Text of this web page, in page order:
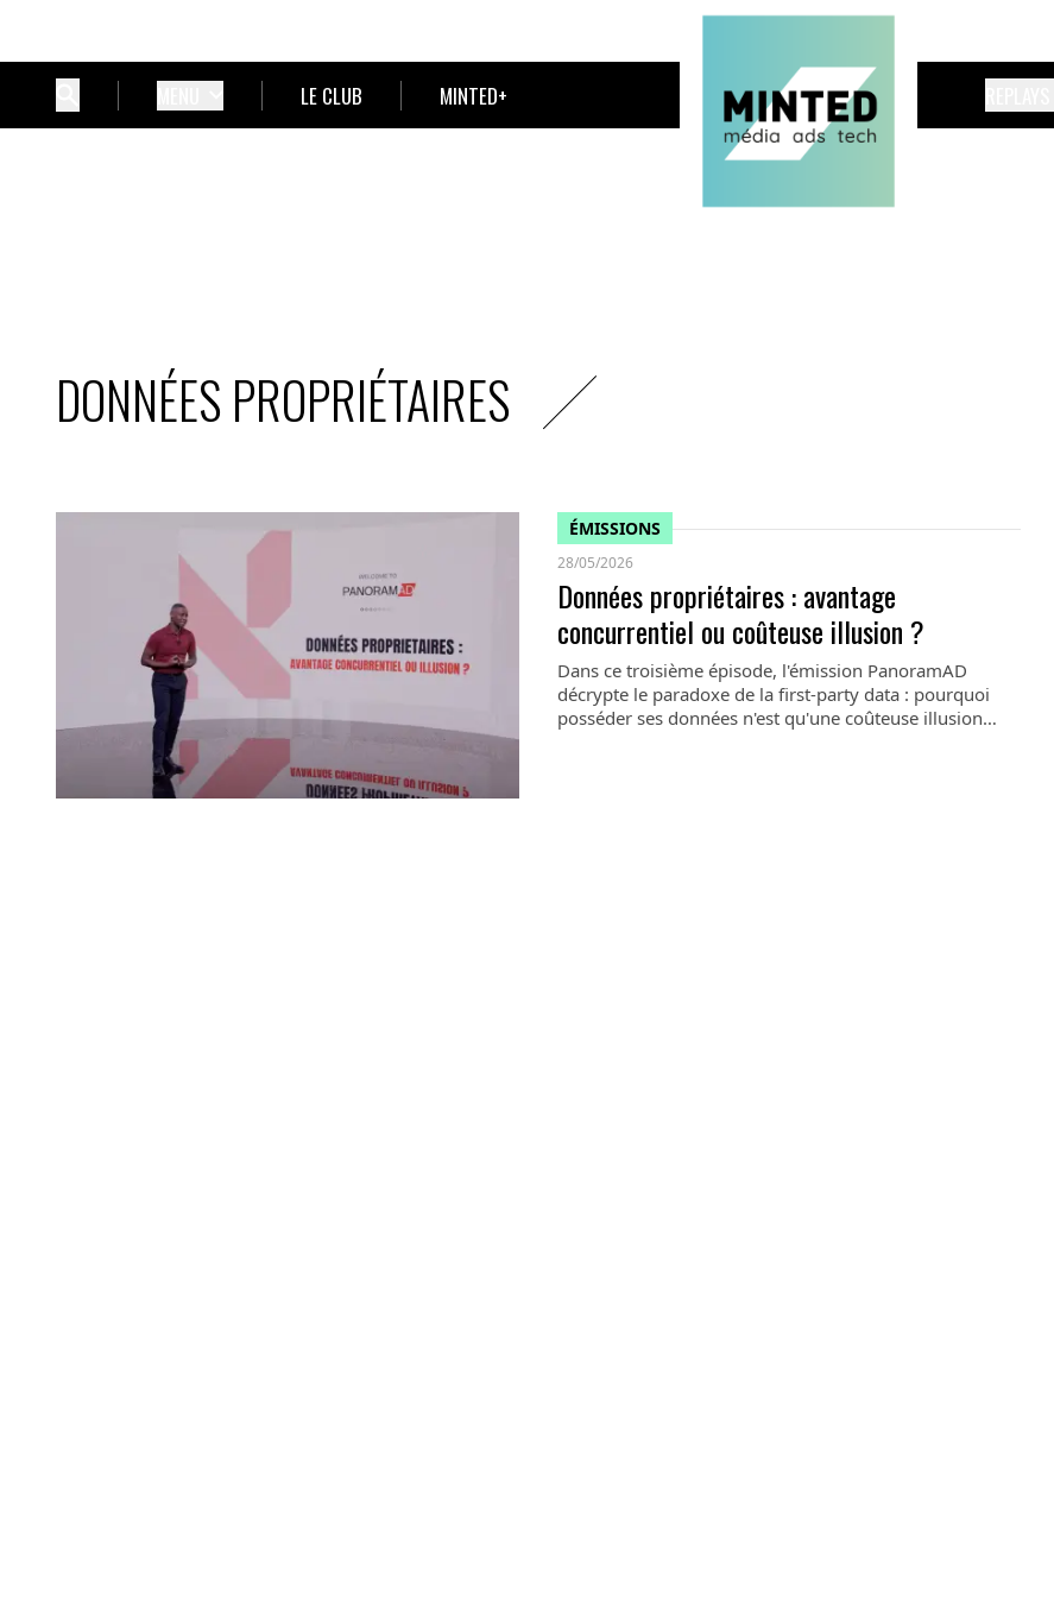
LE CLUB MINTED+
DONNÉES PROPRIÉTAIRES
ÉMISSIONS
28/05/2026
Données propriétaires : avantage
concurrentiel ou coûteuse illusion ?
Dans ce troisième épisode, l'émission PanoramAD
décrypte le paradoxe de la first-party data : pourquoi
posséder ses données n'est qu'une coûteuse illusion…